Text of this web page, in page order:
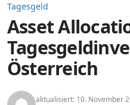
Tagesgeld
Asset
Österreich
aktualisiert: 10. November